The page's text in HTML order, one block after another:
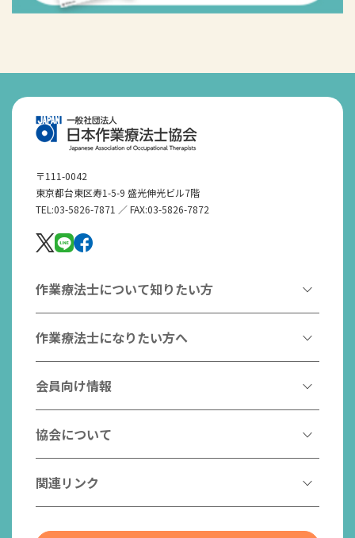
〒111-0042
東京都台東区寿1-5-9 盛光伸光ビル7階
TEL:03-5826-7871 ／ FAX:03-5826-7872
作業療法士について知りたい方
作業療法とは
作業療法士とは
はたらく作業療法士
作業療法士の支援を受ける
チームの中で活躍する作業療法士
作業療法士になりたい方へ
作業療法士になるには
作業療法士として活躍する先輩
こんなところで活躍！作業療法士
入会案内
会員向け情報
協会からのお知らせ
研修会一覧
日本作業療法学会
協会について
会長挨拶
社員名簿
関連リンク